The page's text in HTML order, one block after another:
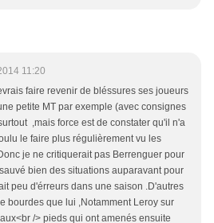
11:20
faire revenir de bléssures ses joueurs
petite MT par exemple (avec consignes
,mais force est de constater qu'il n'a
le faire plus régulièrement vu les
je ne critiquerait pas Berrenguer pour
bien des situations auparavant pour
peu d'érreurs dans une saison .D'autres
bourdes que lui ,Notamment Leroy sur
/> pieds qui ont amenés ensuite